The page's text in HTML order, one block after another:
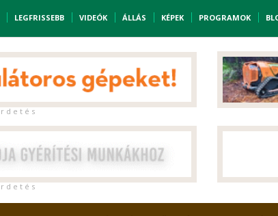
LEGFRISSEBB VIDEÓK ÁLLÁS KÉPEK PROGRAMOK
d e t é s
d e t é s